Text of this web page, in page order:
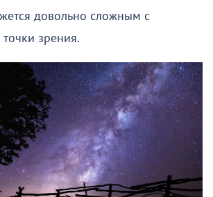
довольно сложным с
зрения.